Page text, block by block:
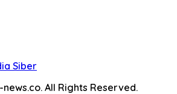
Siber
All Rights Reserved.